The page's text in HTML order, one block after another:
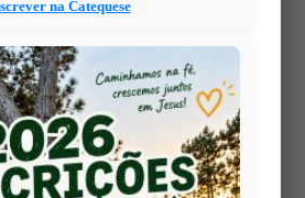
dias que nos prepara para
do Salvador.
convite aparar, rezar e
, caminhando como comunidade
ao Natal.
na Catequese